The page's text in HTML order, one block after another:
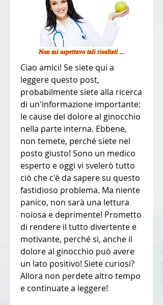
Ciao amici! Se siete qui a
leggere questo post,
probabilmente siete alla ricerca
di un'informazione importante:
le cause del dolore al ginocchio
nella parte interna. Ebbene,
non temete, perché siete nel
posto giusto! Sono un medico
esperto e oggi vi svelerò tutto
ciò che c'è da sapere su questo
fastidioso problema. Ma niente
panico, non sarà una lettura
noiosa e deprimente! Prometto
di rendere il tutto divertente e
motivante, perché sì, anche il
dolore al ginocchio può avere
un lato positivo! Siete curiosi?
Allora non perdete altro tempo
e continuate a leggere!